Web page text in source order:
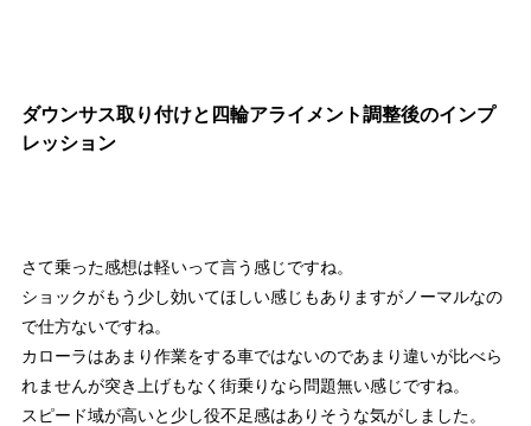
ダウンサス取り付けと四輪アライメント調整後のインプ
レッション
さて乗った感想は軽いって言う感じですね。
ショックがもう少し効いてほしい感じもありますがノーマルなの
で仕方ないですね。
カローラはあまり作業をする車ではないのであまり違いが比べら
れませんが突き上げもなく街乗りなら問題無い感じですね。
スピード域が高いと少し役不足感はありそうな気がしました。